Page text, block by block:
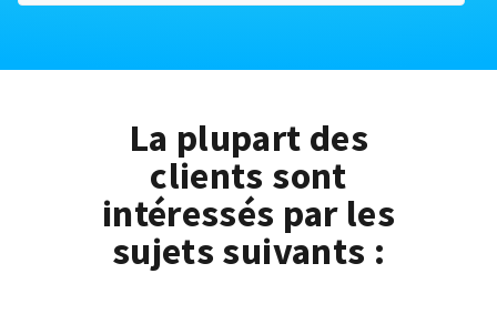
La plupart des
clients sont
intéressés par les
sujets suivants :